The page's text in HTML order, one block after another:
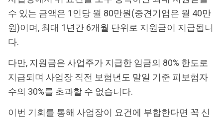
수 있는 금액은 1인당 월 80만원(중견기업은 월 40만
원)이며, 최대 1년간 6개월 단위로 지원금이 지급됩니
다.
다만, 지원금은 사업주가 지급한 임금의 80% 한도로
지급되며 사업장 직전 보험년도 말일 기준 피보험자
수의 30%를 초과할 수 없습니다.
이번 기회를 통해 사업장이 요건에 부합한다면 꼭 신